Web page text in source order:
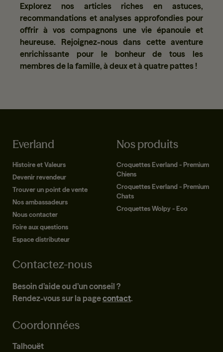
Explorez nos articles riches en astuces,
recommandations et analyses approfondies pour
offrir à vos compagnons une vie épanouie et
heureuse. Rejoignez-nous dans cette aventure
enrichissante pour le bonheur de tous les
membres de la famille, à deux et à quatre pattes !
Everland
Histoire et Valeurs
Devenir revendeur
Trouver un point de vente
Nos ambassadeurs
Nous contacter
Foire aux questions
Espace distributeur
Nos produits
Croquettes Everland - Premium
Chiens
Croquettes Everland - Premium
Chats
Croquettes Wolpy - Eco
Contactez-nous
Besoin d’aide ou d’un conseil ?
Rendez-vous sur la pagecontact.
Coordonnées
Talhouët